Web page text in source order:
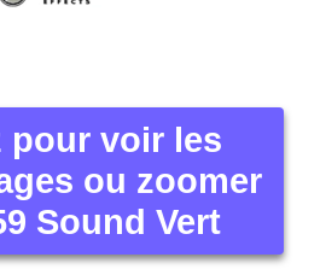
pour voir les
ou zoomer
Sound Vert